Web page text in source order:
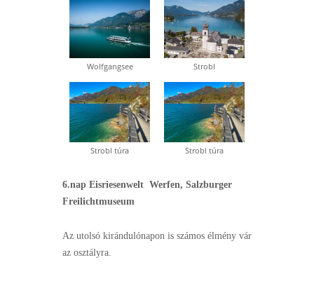
Wolfgangsee Strobl
Strobl túra Strobl túra
6.nap Eisriesenwelt Werfen, Salzburger
Freilichtmuseum
Az utolsó kirándulónapon is számos élmény vár
az osztályra.